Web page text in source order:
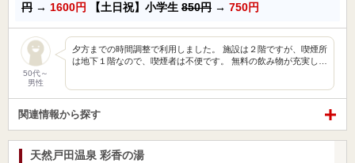
円 → 1600円 【土日祝】小学生 850円 → 750円
50代～
男性
夕方までの時間調整で利用しました。 施設は２階ですが、喫煙所
は地下１階なので、喫煙者は不便です。 無料の飲み物が充実し…
関連情報から探す
天然戸田温泉 彩香の湯